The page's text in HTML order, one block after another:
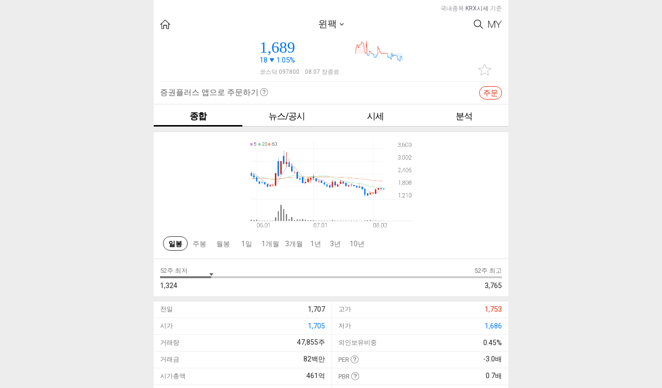
국내종목 KRX시세 기준
윈팩
1,689
18 1.05%
코스닥 097800 08.07 장종료
증권플러스 앱으로 주문하기 주문
종합 뉴스/공시 시세 분석
일봉 주봉 월봉 1일 1개월 3개월 1년 3년 10년
52주 최저
1,324
52주 최고
3,765
전일 1,707 고가 1,753
시가 1,705 저가 1,686
거래량 47,855주 외인보유비중 0.45%
거래금 82백만 PER -3.0배
시가총액 461 억 PBR 0.7배